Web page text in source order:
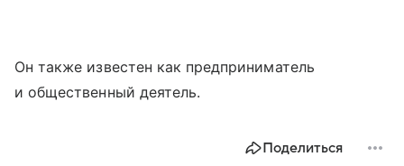
Он также известен как предприниматель
и общественный деятель.
Поделиться